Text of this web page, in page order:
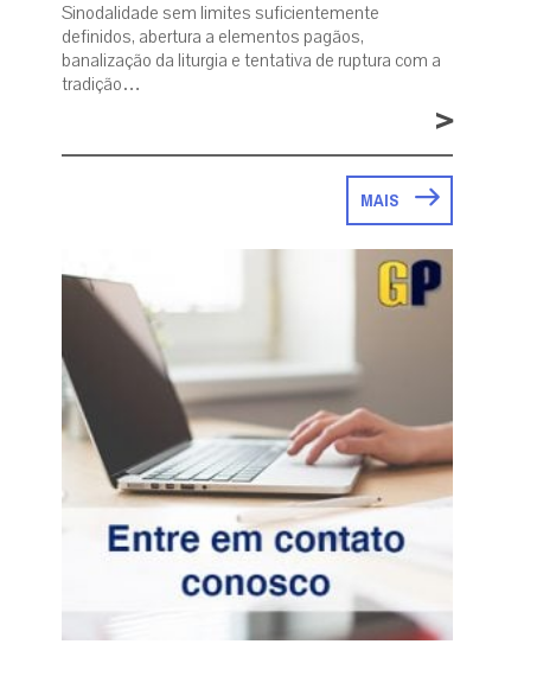
Sinodalidade sem limites suficientemente
definidos, abertura a elementos pagãos,
banalização da liturgia e tentativa de ruptura com a
tradição…
>
MAIS